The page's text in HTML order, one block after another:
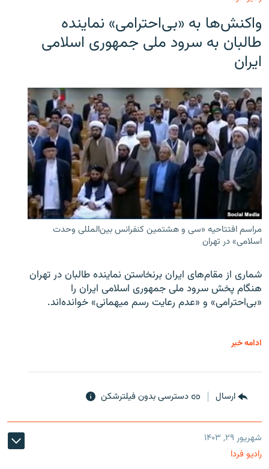
واکنش‌ها به «بی‌احترامی» نماینده
طالبان به سرود ملی جمهوری اسلامی
ایران
مراسم افتتاحیه «سی و هشتمین کنفرانس بین‌المللی وحدت
اسلامی» در تهران
شماری از مقام‌های ایران برنخاستن نماینده طالبان در تهران
هنگام پخش سرود ملی جمهوری اسلامی ایران را
«بی‌احترامی» و «عدم رعایت رسم میهمانی» خوانده‌اند.
ادامه خبر
ارسال دسترسی بدون فیلترشکن
شهریور ۲۹, ۱۴۰۳
رادیو فردا